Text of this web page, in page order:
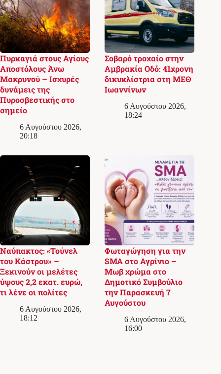
Πυρκαγιά στους Αγίους
Αποστόλους Άνω
Μακρυνού – Ισχυρές
δυνάμεις της
Πυροσβεστικής στο
σημείο
6 Αυγούστου 2026,
20:18
Σοβαρό τροχαίο στην
Αμβρακία Οδό: 41χρονη
δικυκλίστρια στη ΜΕΘ
Ιωαννίνων
6 Αυγούστου 2026,
18:24
Ναύπακτος: «Τούνελ
του Κάστρου» –
Ξεκινούν οι μελέτες
ύψους 2,2 εκατ. ευρώ,
τι λένε οι πολίτες
6 Αυγούστου 2026,
18:12
Φωταγώγηση για την
SMA στο Αγρίνιο –
Μωβ χρώμα στο
Δημοτικό Συμβούλιο
την Παρασκευή 7
Αυγούστου
6 Αυγούστου 2026,
16:00